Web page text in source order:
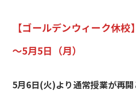
【ゴールデンウィーク休
～5月5日（月）
5月6日(火)より通常授業が再開